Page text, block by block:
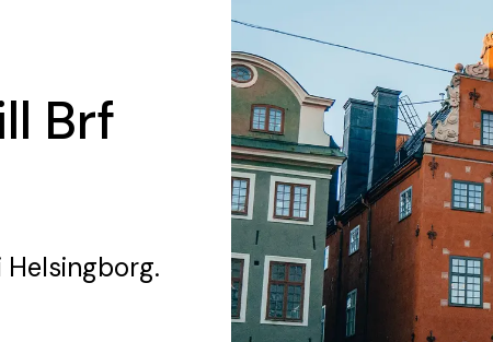
Brf
Helsingborg.